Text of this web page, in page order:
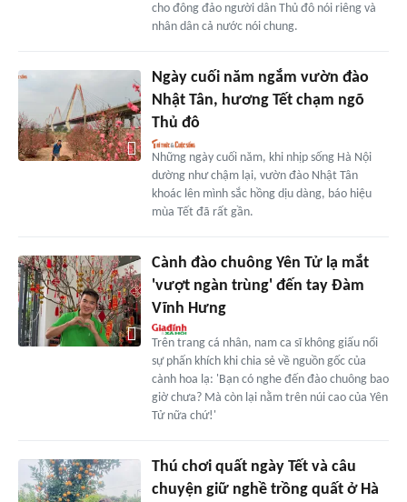
cho đông đảo người dân Thủ đô nói riêng và
nhân dân cả nước nói chung.
Ngày cuối năm ngắm vườn đào
Nhật Tân, hương Tết chạm ngõ
Thủ đô
Những ngày cuối năm, khi nhịp sống Hà Nội
dường như chậm lại, vườn đào Nhật Tân
khoác lên mình sắc hồng dịu dàng, báo hiệu
mùa Tết đã rất gần.
Cành đào chuông Yên Tử lạ mắt
'vượt ngàn trùng' đến tay Đàm
Vĩnh Hưng
Trên trang cá nhân, nam ca sĩ không giấu nổi
sự phấn khích khi chia sẻ về nguồn gốc của
cành hoa lạ: 'Bạn có nghe đến đào chuông bao
giờ chưa? Mà còn lại nằm trên núi cao của Yên
Tử nữa chứ!'
Thú chơi quất ngày Tết và câu
chuyện giữ nghề trồng quất ở Hà